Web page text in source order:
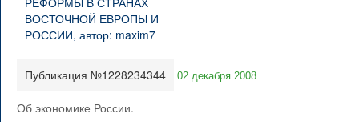
Публикация №1228234344 02 декабря 2008
Об экономике России.